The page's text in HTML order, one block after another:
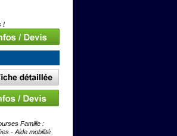
!
Famille :
- Aide mobilité